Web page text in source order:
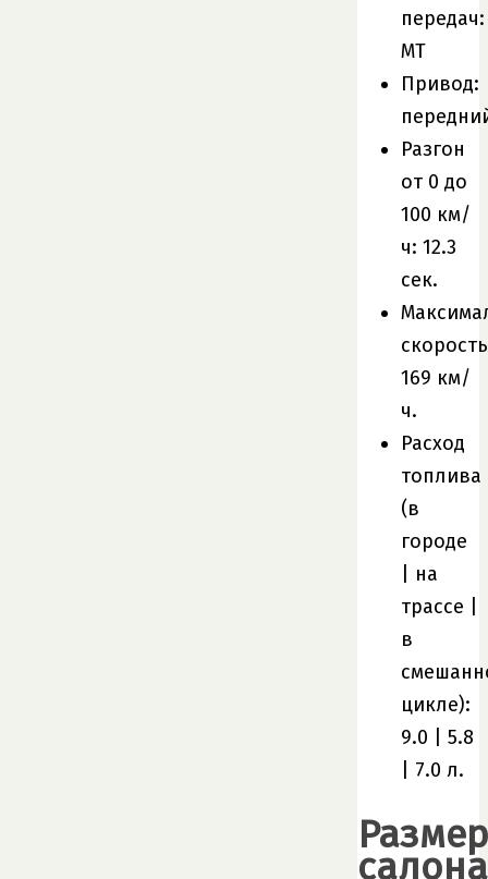
передач:
MT
Привод:
Разгон
от 0 до
100 км/
ч: 12.3
сек.
169 км/
ч.
Расход
топлива
(в
городе
| на
трассе |
в
цикле):
9.0 | 5.8
| 7.0 л.
салона